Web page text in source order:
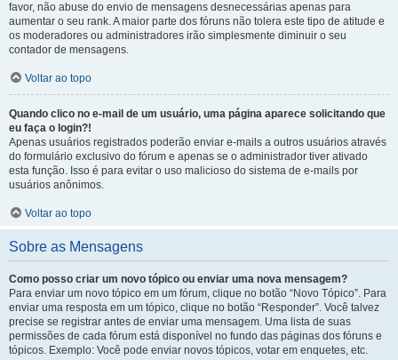
favor, não abuse do envio de mensagens desnecessárias apenas para
aumentar o seu rank. A maior parte dos fóruns não tolera este tipo de atitude e
os moderadores ou administradores irão simplesmente diminuir o seu
contador de mensagens.
Voltar ao topo
Quando clico no e-mail de um usuário, uma página aparece solicitando que
eu faça o login?!
Apenas usuários registrados poderão enviar e-mails a outros usuários através
do formulário exclusivo do fórum e apenas se o administrador tiver ativado
esta função. Isso é para evitar o uso malicioso do sistema de e-mails por
usuários anônimos.
Voltar ao topo
Sobre as Mensagens
Como posso criar um novo tópico ou enviar uma nova mensagem?
Para enviar um novo tópico em um fórum, clique no botão “Novo Tópico”. Para
enviar uma resposta em um tópico, clique no botão “Responder”. Você talvez
precise se registrar antes de enviar uma mensagem. Uma lista de suas
permissões de cada fórum está disponível no fundo das páginas dos fóruns e
tópicos. Exemplo: Você pode enviar novos tópicos, votar em enquetes, etc.